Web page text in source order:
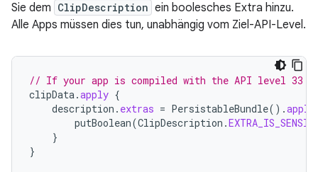
Sie dem ClipDescription ein boolesches Extra hinzu.
Alle Apps müssen dies tun, unabhängig vom Ziel-API-Level.
// If your app is compiled with the API level 33
clipData.apply {
description . extras = PersistableBundle().apply
putBoolean(ClipDescription .
}
}